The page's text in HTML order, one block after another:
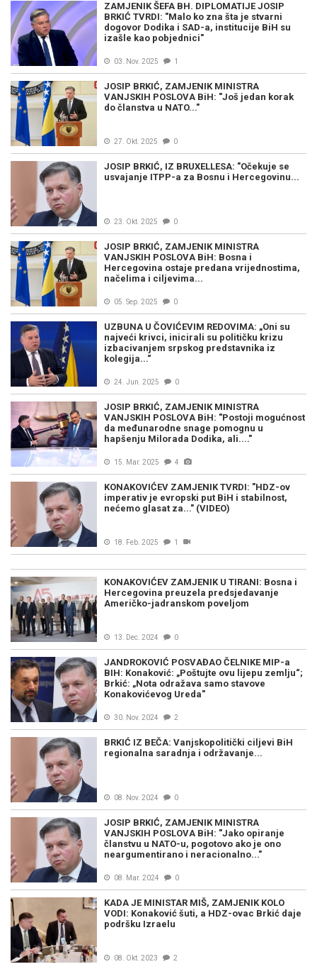
ZAMJENIK ŠEFA BH. DIPLOMATIJE JOSIP
BRKIĆ TVRDI: "Malo ko zna šta je stvarni
dogovor Dodika i SAD-a, institucije BiH su
izašle kao pobjednici"
03. Nov. 2025 1
JOSIP BRKIĆ, ZAMJENIK MINISTRA
VANJSKIH POSLOVA BiH: "Još jedan korak
do članstva u NATO..."
27. Okt. 2025 0
JOSIP BRKIĆ, IZ BRUXELLESA: "Očekuje se
usvajanje ITPP-a za Bosnu i Hercegovinu...
23. Okt. 2025 0
JOSIP BRKIĆ, ZAMJENIK MINISTRA
VANJSKIH POSLOVA BiH: Bosna i
Hercegovina ostaje predana vrijednostima,
načelima i ciljevima...
05. Sep. 2025 0
UZBUNA U ČOVIĆEVIM REDOVIMA: „Oni su
najveći krivci, inicirali su političku krizu
izbacivanjem srpskog predstavnika iz
kolegija...“
24. Jun. 2025 0
JOSIP BRKIĆ, ZAMJENIK MINISTRA
VANJSKIH POSLOVA BiH: "Postoji mogućnost
da međunarodne snage pomognu u
hapšenju Milorada Dodika, ali...."
15. Mar. 2025 4
KONAKOVIĆEV ZAMJENIK TVRDI: "HDZ-ov
imperativ je evropski put BiH i stabilnost,
nećemo glasat za..." (VIDEO)
18. Feb. 2025 1
KONAKOVIĆEV ZAMJENIK U TIRANI: Bosna i
Hercegovina preuzela predsjedavanje
Američko-jadranskom poveljom
13. Dec. 2024 0
JANDROKOVIĆ POSVAĐAO ČELNIKE MIP-a
BIH: Konaković: „Poštujte ovu lijepu zemlju“;
Brkić: „Nota odražava samo stavove
Konakovićevog Ureda"
30. Nov. 2024 2
BRKIĆ IZ BEČA: Vanjskopolitički ciljevi BiH
regionalna saradnja i održavanje...
08. Nov. 2024 0
JOSIP BRKIĆ, ZAMJENIK MINISTRA
VANJSKIH POSLOVA BiH: "Jako opiranje
članstvu u NATO-u, pogotovo ako je ono
neargumentirano i neracionalno..."
08. Mar. 2024 0
KADA JE MINISTAR MIŠ, ZAMJENIK KOLO
VODI: Konaković šuti, a HDZ-ovac Brkić daje
podršku Izraelu
08. Okt. 2023 2